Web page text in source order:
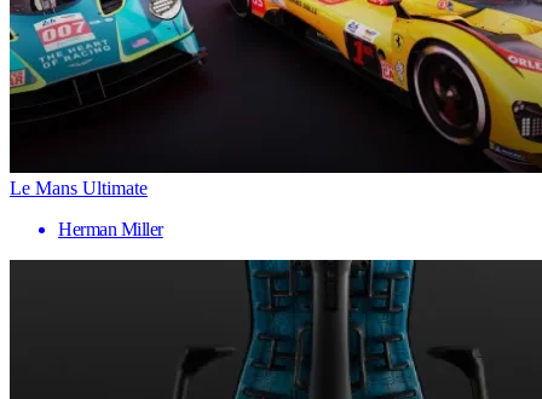
Le Mans Ultimate
Herman Miller